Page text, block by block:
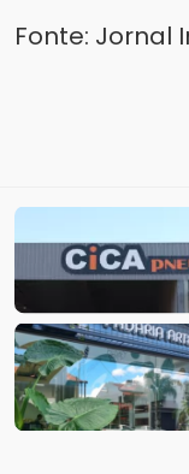
Fonte: Jornal